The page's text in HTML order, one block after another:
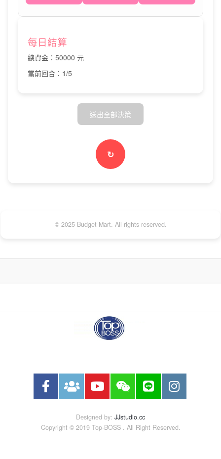
每日結算
總資金： 50000 元
當前回合： 1/5
送出全部決策
↻
© 2025 Budget Mart. All rights reserved.
Designed by: JJstudio.cc
Copyright © 2019 Top-BOSS . All Right Reserved.